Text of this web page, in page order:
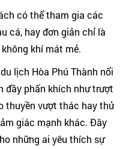
có thể tham gia các
cá, hay đơn giản chỉ là
khí mát mẻ.
lịch Hòa Phú Thành nổi
đầy phấn khích như trượt
thuyền vượt thác hay thử
giác mạnh khác. Đây
những ai yêu thích sự